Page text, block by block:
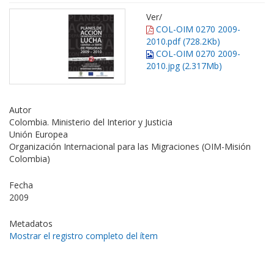
Ver/
COL-OIM 0270 2009-
2010.pdf (728.2Kb)
COL-OIM 0270 2009-
2010.jpg (2.317Mb)
Autor
Colombia. Ministerio del Interior y Justicia
Unión Europea
Organización Internacional para las Migraciones (OIM-Misión
Colombia)
Fecha
2009
Metadatos
Mostrar el registro completo del ítem